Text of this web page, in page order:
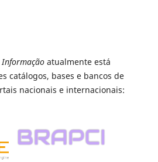
Informação atualmente está
catálogos, bases e bancos de
nacionais e internacionais: